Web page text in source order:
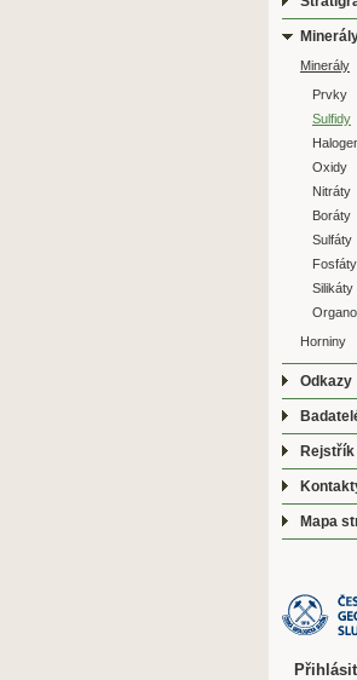
Minerály
Prvky
Sulfidy
Oxidy
Nitráty
Boráty
Sulfáty
Fosfáty
Silikáty
Horniny
Odkazy
Rejstřík
Mapa
Přihlásit